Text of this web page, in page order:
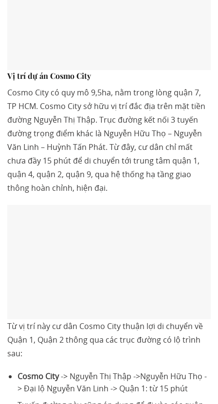
Vị trí dự án Cosmo City
Cosmo City có quy mô 9,5ha, nằm trong lòng quận 7,
TP HCM. Cosmo City sở hữu vị trí đắc địa trên mặt tiền
đường Nguyễn Thị Thập. Trục đường kết nối 3 tuyến
đường trọng điểm khác là Nguyễn Hữu Thọ – Nguyễn
Văn Linh – Huỳnh Tấn Phát. Từ đây, cư dân chỉ mất
chưa đầy 15 phút để di chuyển tới trung tâm quận 1,
quận 4, quận 2, quận 9, qua hệ thống hạ tầng giao
thông hoàn chỉnh, hiện đại.
Từ vị trí này cư dân Cosmo City thuận lợi di chuyển về
Quận 1, Quận 2 thông qua các trục đường có lộ trình
sau:
Cosmo City-> Nguyễn Thị Thập ->Nguyễn Hữu Thọ -
> Đại lộ Nguyễn Văn Linh -> Quận 1: từ 15 phút